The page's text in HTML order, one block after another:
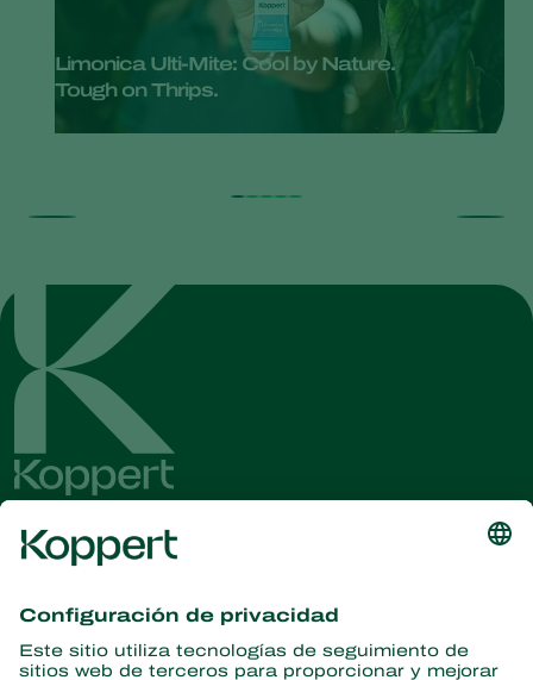
Limonica Ulti-Mite: Cool by Nature.
Tough on Thrips.
información
Suscríbase aquí